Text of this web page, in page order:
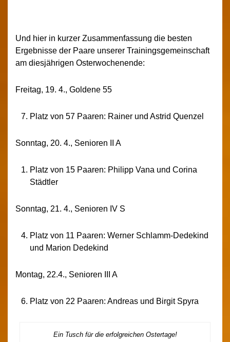
Und hier in kurzer Zusammenfassung die besten
Ergebnisse der Paare unserer Trainingsgemeinschaft
am diesjährigen Osterwochenende:
Freitag, 19. 4., Goldene 55
Platz von 57 Paaren: Rainer und Astrid Quenzel
Sonntag, 20. 4., Senioren II A
Platz von 15 Paaren: Philipp Vana und Corina
Städtler
Sonntag, 21. 4., Senioren IV S
Platz von 11 Paaren: Werner Schlamm-Dedekind
und Marion Dedekind
Montag, 22.4., Senioren III A
Platz von 22 Paaren: Andreas und Birgit Spyra
Ein Tusch für die erfolgreichen Ostertage!